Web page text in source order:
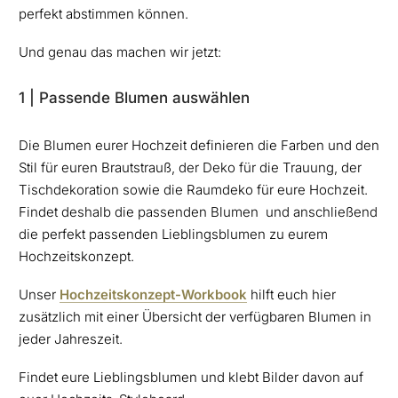
perfekt abstimmen können.
Und genau das machen wir jetzt:
1 | Passende Blumen auswählen
Die Blumen eurer Hochzeit definieren die Farben und den
Stil für euren Brautstrauß, der Deko für die Trauung, der
Tischdekoration sowie die Raumdeko für eure Hochzeit.
Findet deshalb die passenden Blumen und anschließend
die perfekt passenden Lieblingsblumen zu eurem
Hochzeitskonzept.
Unser Hochzeitskonzept-Workbook hilft euch hier
zusätzlich mit einer Übersicht der verfügbaren Blumen in
jeder Jahreszeit.
Findet eure Lieblingsblumen und klebt Bilder davon auf